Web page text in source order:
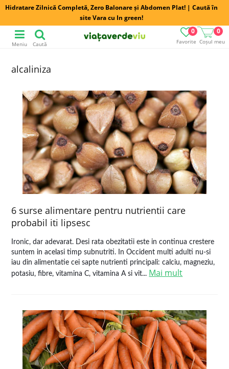
Hidratare Zilnică Completă, Zero Balonare și Abdomen Plat! | Caută în
site Vara cu In green!
Favorite
0
Coșul meu
0
Meniu Caută
alcaliniza
6 surse alimentare pentru nutrientii care
probabil iti lipsesc
Ironic, dar adevarat. Desi rata obezitatii este in continua crestere
suntem in acelasi timp subnutriti. In Occident multi adulti nu-si
iau din alimentatie cei sapte nutrienti principali: calciu, magneziu,
potasiu, fibre, vitamina C, vitamina A si vit... Mai mult